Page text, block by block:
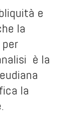
e
la
è la
la